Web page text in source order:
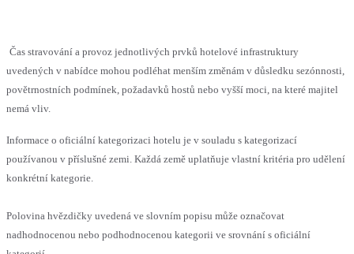
Čas stravování a provoz jednotlivých prvků hotelové infrastruktury
uvedených v nabídce mohou podléhat menším změnám v důsledku sezónnosti,
povětrnostních podmínek, požadavků hostů nebo vyšší moci, na které majitel
nemá vliv.
Informace o oficiální kategorizaci hotelu je v souladu s kategorizací
používanou v příslušné zemi. Každá země uplatňuje vlastní kritéria pro udělení
konkrétní kategorie.
Polovina hvězdičky uvedená ve slovním popisu může označovat
nadhodnocenou nebo podhodnocenou kategorii ve srovnání s oficiální